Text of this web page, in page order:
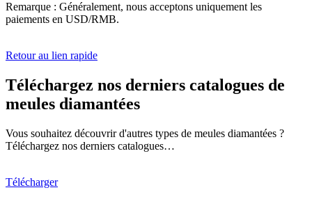
Remarque : Généralement, nous acceptons uniquement les
paiements en USD/RMB.
Retour au lien rapide
Téléchargez nos derniers catalogues de
meules diamantées
Vous souhaitez découvrir d'autres types de meules diamantées ?
Téléchargez nos derniers catalogues…
Télécharger